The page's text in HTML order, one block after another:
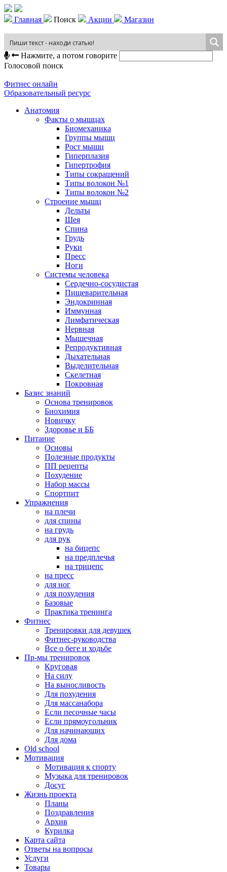
Главная Поиск Акции Магазин
Нажмите, а потом говорите
Голосовой поиск
Фитнес онлайн
Образовательный ресурс
Анатомия
Факты о мышцах
Биомеханика
Группы мышц
Рост мышц
Гиперплазия
Гипертрофия
Типы сокращений
Типы волокон №1
Типы волокон №2
Строение мышц
Дельты
Шея
Спина
Грудь
Руки
Пресс
Ноги
Системы человека
Сердечно-сосудистая
Пищеварительная
Эндокринная
Иммунная
Лимфатическая
Нервная
Мышечная
Репродуктивная
Дыхательная
Выделительная
Скелетная
Покровная
Базис знаний
Основа тренировок
Биохимия
Новичку
Здоровье и ББ
Питание
Основы
Полезные продукты
ПП рецепты
Похудение
Набор массы
Спортпит
Упражнения
на плечи
для спины
на грудь
для рук
на бицепс
на предплечья
на трицепс
на пресс
для ног
для похудения
Базовые
Практика тренинга
Фитнес
Тренировки для девушек
Фитнес-руководства
Все о беге и ходьбе
Пр-мы тренировок
Круговая
На силу
На выносливость
Для похудения
Для массанабора
Если песочные часы
Если прямоугольник
Для начинающих
Для дома
Old school
Мотивация
Мотивация к спорту
Музыка для тренировок
Досуг
Жизнь проекта
Планы
Поздравления
Архив
Курилка
Карта сайта
Ответы на вопросы
Услуги
Товары